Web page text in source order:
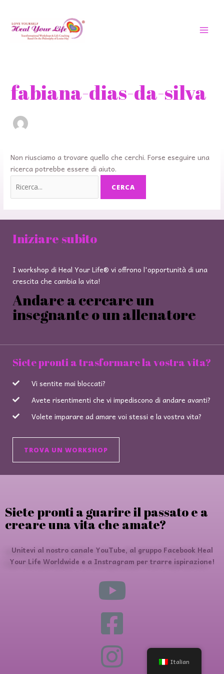
contenuto
fabiana-dias-da-silva
Non riusciamo a trovare quello che cerchi. Forse eseguire una
ricerca potrebbe essere di aiuto.
Iniziare subito
I workshop di Heal Your Life® vi offrono l'opportunità di una
crescita che cambia la vita!
Andare a cercare un
insegnante o un allenatore
Siete pronti a trasformare la vostra vita?
Vi sentite mai bloccati?
Avete risentimenti che vi impediscono di andare avanti?
Volete imparare ad amare voi stessi e la vostra vita?
TROVA UN WORKSHOP
Siete pronti a guarire il passato e a
creare una vita che amate?
Unitevi al nostro canale YouTube, al gruppo Facebook Heal
Your Life Worldwide e a Instragram per trarre ispirazione!
Italian